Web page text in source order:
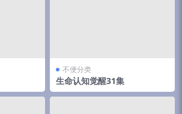
不便分类
生命认知觉醒31集